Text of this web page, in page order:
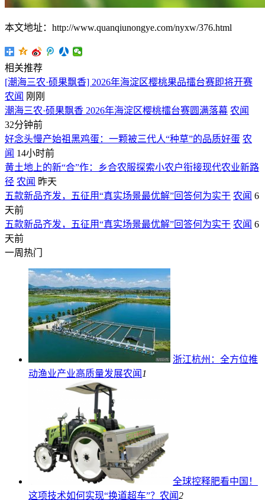
本文地址：http://www.quanqiunongye.com/nyxw/376.html
相关推荐
[潮海三农·硕果飘香] 2026年海淀区樱桃果品擂台赛即将开赛
农闻 刚刚
潮海三农·硕果飘香 2026年海淀区樱桃擂台赛圆满落幕 农闻
32分钟前
好念头慢产始祖黑鸡蛋：一颗被三代人“种草”的品质好蛋 农
闻 14小时前
黄土地上的新“合”作：乡合农服探索小农户衔接现代农业新路
径 农闻 昨天
五款新品齐发，五征用“真实场景最优解”回答何为实干 农闻 6
天前
五款新品齐发，五征用“真实场景最优解”回答何为实干 农闻 6
天前
一周热门
浙江杭州：全方位推
动渔业产业高质量发展农闻1
全球控释肥看中国！
这项技术如何实现“换道超车”？ 农闻2